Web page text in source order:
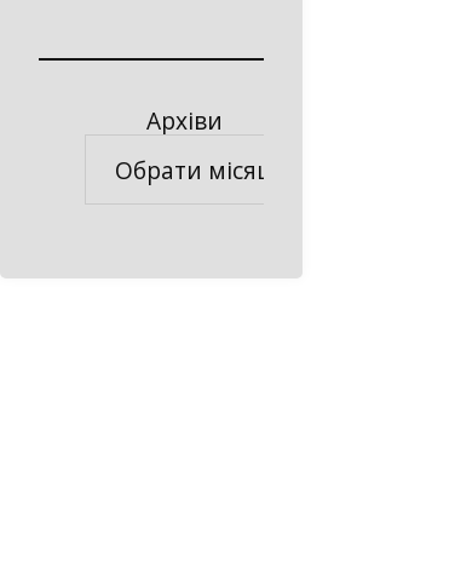
Архіви